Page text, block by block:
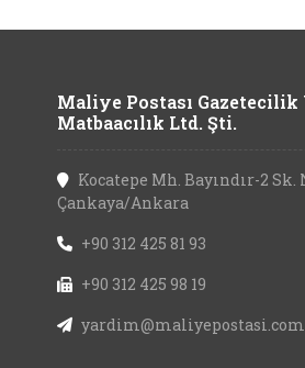
Maliye Postası Gazetecilik
Matbaacılık Ltd. Şti.
Kocatepe Mh. Bayındır-2 Sk.
Çankaya/Ankara
+90 312 425 81 93
+90 312 425 98 19
yardim@maliyepostasi.com